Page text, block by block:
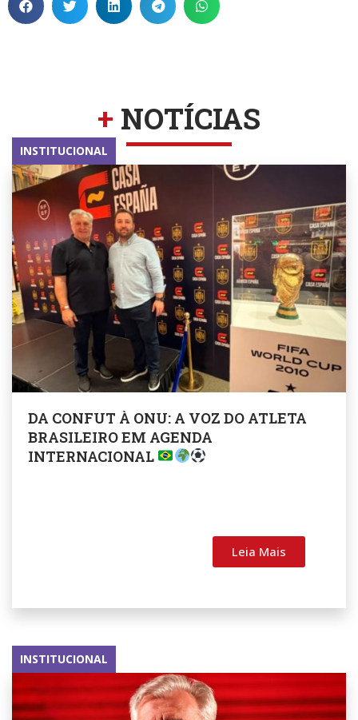
+ NOTÍCIAS
INSTITUCIONAL
DA CONFUT À ONU: A VOZ DO ATLETA
BRASILEIRO EM AGENDA
INTERNACIONAL
Leia Mais
INSTITUCIONAL